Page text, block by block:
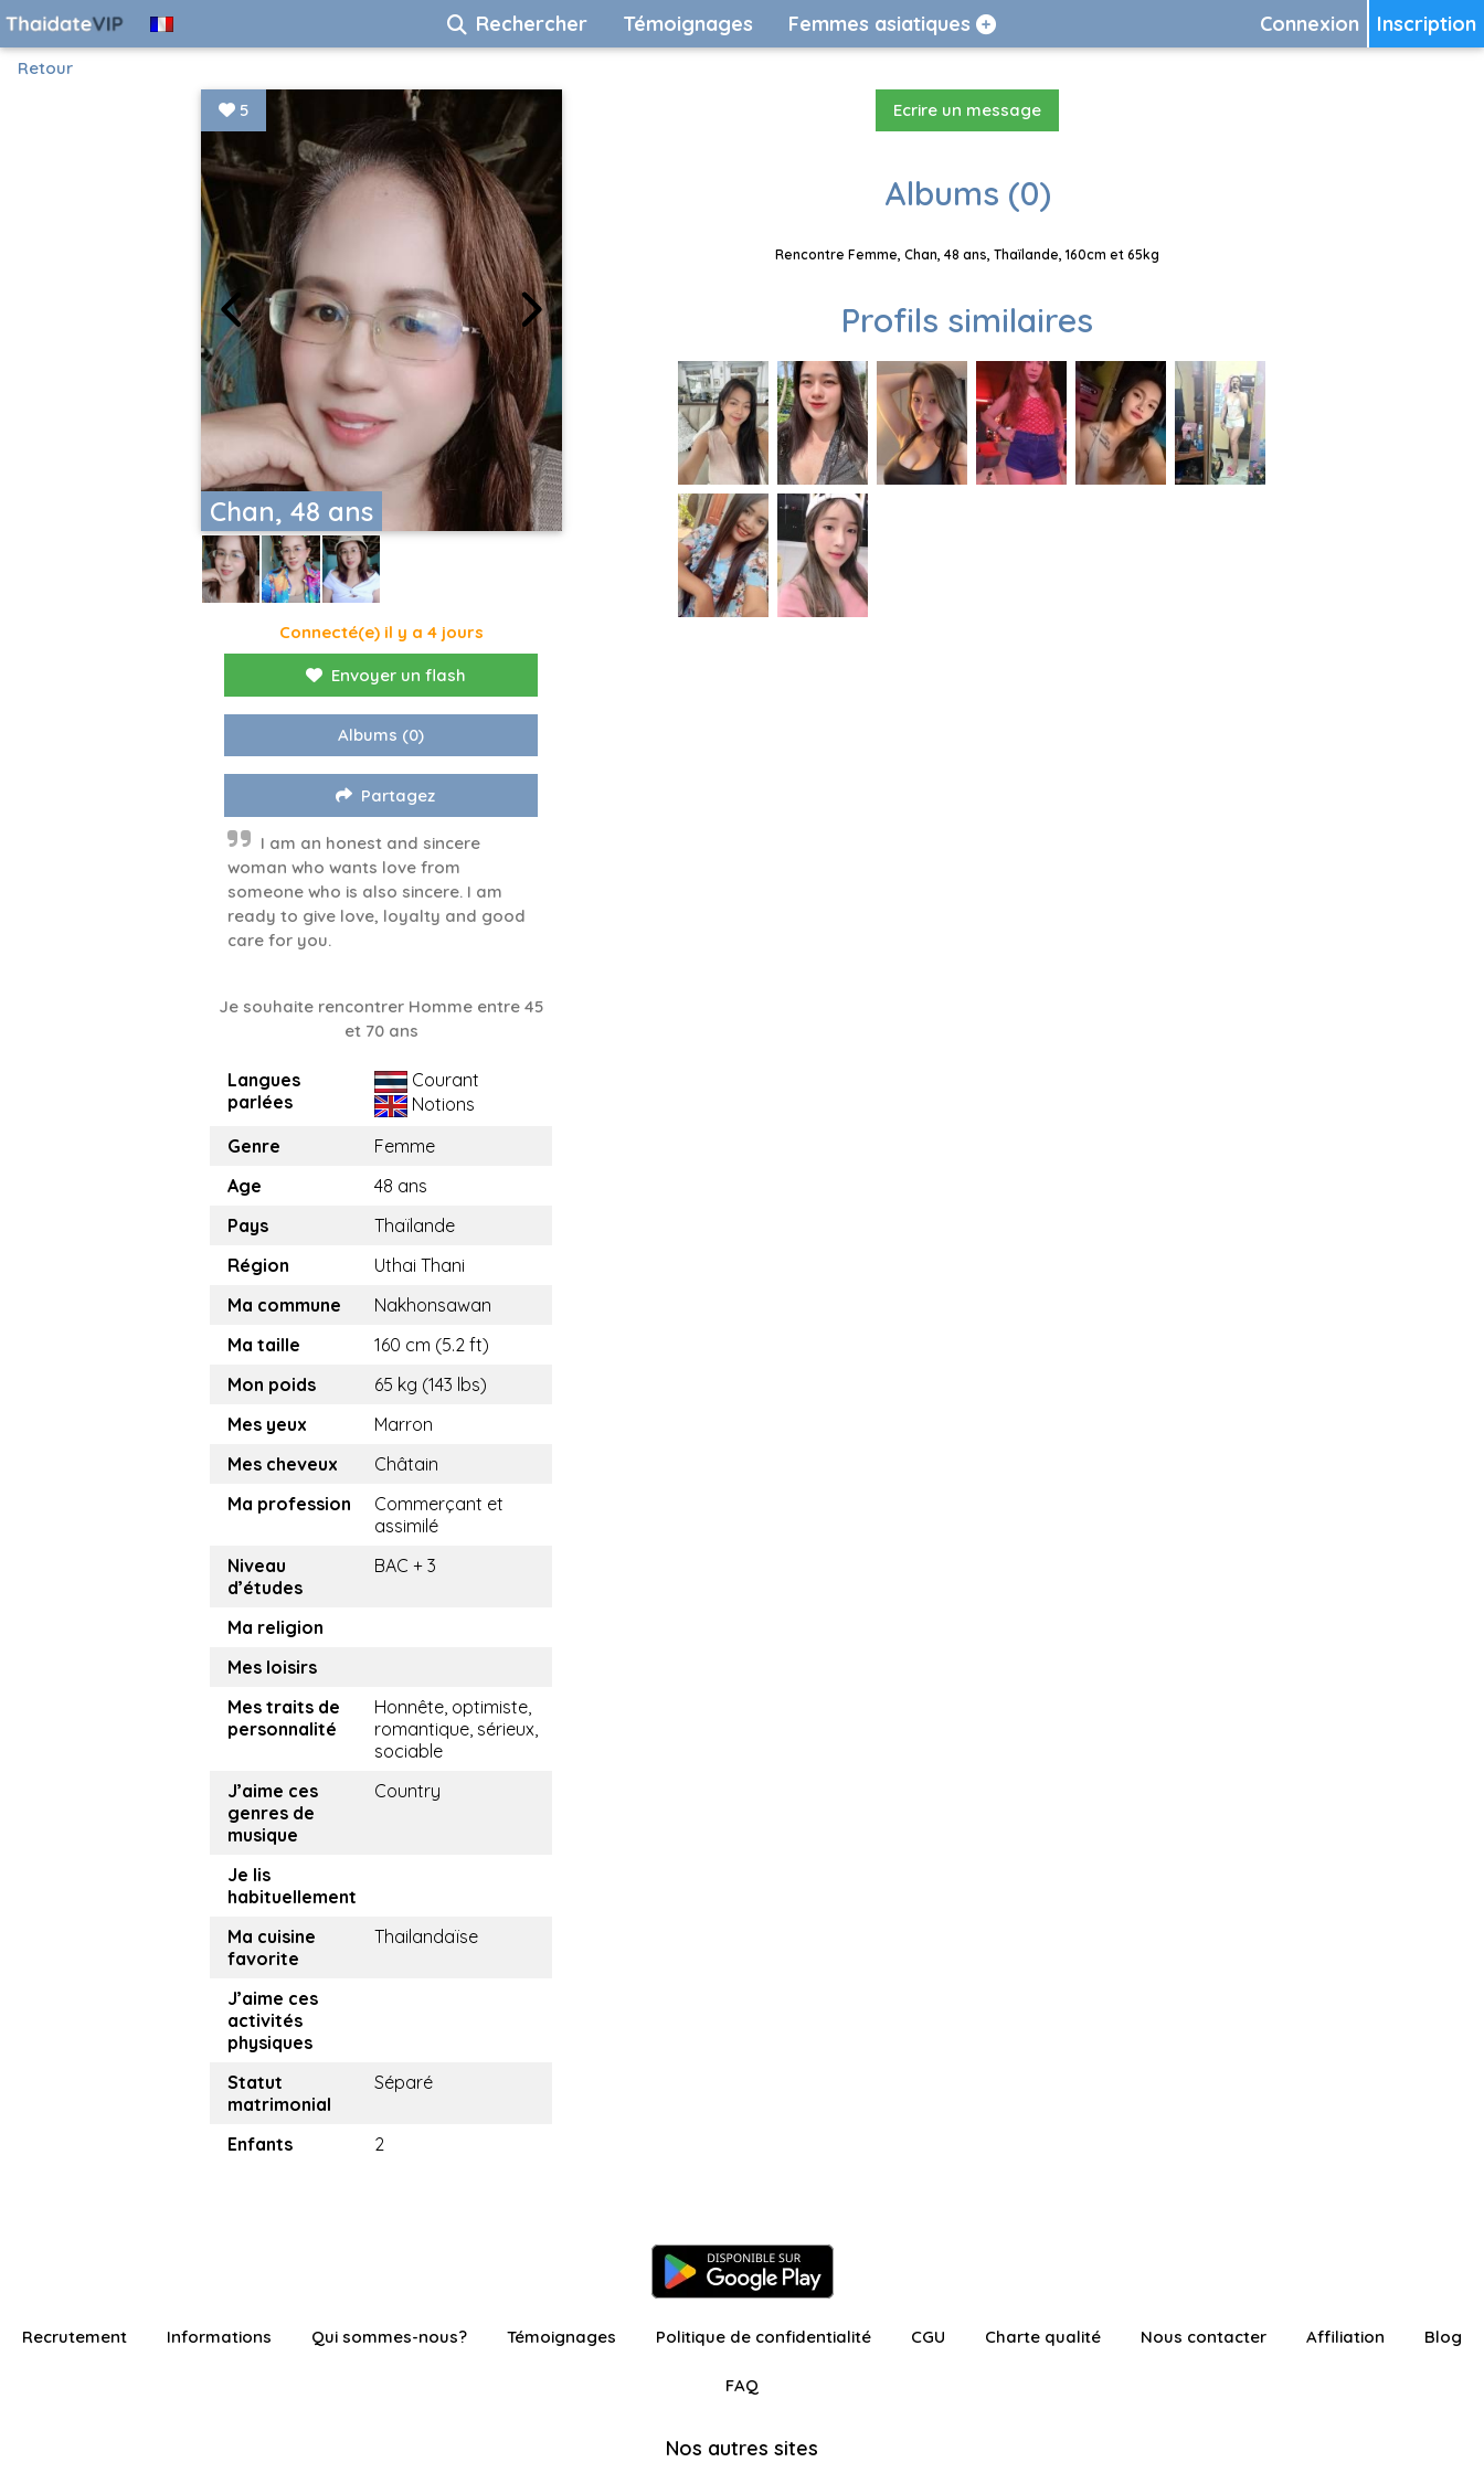
Inscription
Connexion
Rechercher Témoignages Femmes asiatiques
Retour
Chan, 48 ans
5
Connecté(e) il y a 4 jours
Envoyer un flash
Albums (0)
Partagez
I am an honest and sincere
woman who wants love from
someone who is also sincere. I am
ready to give love, loyalty and good
care for you.
Je souhaite rencontrer Homme entre 45
et 70 ans
Langues
parlées
Courant
Notions
Genre
Femme
Age
48 ans
Pays
Thaïlande
Région
Uthai Thani
Ma commune
Nakhonsawan
Ma taille
160 cm (5.2 ft)
Mon poids
65 kg (143 lbs)
Mes yeux
Marron
Mes cheveux
Châtain
Ma profession
Commerçant et
assimilé
Niveau
d’études
BAC + 3
Ma religion
Mes loisirs
Mes traits de
personnalité
Honnête, optimiste,
romantique, sérieux,
sociable
J’aime ces
genres de
musique
Country
Je lis
habituellement
Ma cuisine
favorite
Thailandaïse
J’aime ces
activités
physiques
Statut
matrimonial
Séparé
Enfants 2
Ecrire un message
Albums (0)
Rencontre Femme, Chan, 48 ans, Thaïlande, 160cm et 65kg
Profils similaires
Recrutement Informations Qui sommes-nous? Témoignages Politique de confidentialité CGU Charte qualité Nous contacter Affiliation Blog
FAQ
Nos autres sites